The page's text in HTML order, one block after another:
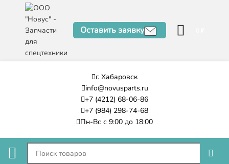
Оставить заявку
г. Хабаровск
info@novusparts.ru
+7 (4212) 68-06-86
+7 (984) 298-74-68
Пн-Вс с 9:00 до 18:00